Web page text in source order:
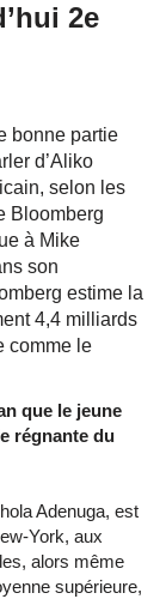
2e
bonne partie
d’Aliko
selon les
Bloomberg
à Mike
son
estime la
4,4 milliards
comme le
que le jeune
régnante du
Adenuga, est
York, aux
alors même
supérieure,